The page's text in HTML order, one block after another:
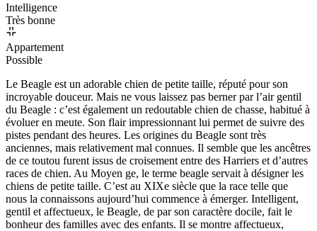
Intelligence
Très bonne
Appartement
Possible
Le Beagle est un adorable chien de petite taille, réputé pour son
incroyable douceur. Mais ne vous laissez pas berner par l’air gentil
du Beagle : c’est également un redoutable chien de chasse, habitué à
évoluer en meute. Son flair impressionnant lui permet de suivre des
pistes pendant des heures. Les origines du Beagle sont très
anciennes, mais relativement mal connues. Il semble que les ancêtres
de ce toutou furent issus de croisement entre des Harriers et d’autres
races de chien. Au Moyen ge, le terme beagle servait à désigner les
chiens de petite taille. C’est au XIXe siècle que la race telle que
nous la connaissons aujourd’hui commence à émerger. Intelligent,
gentil et affectueux, le Beagle, de par son caractère docile, fait le
bonheur des familles avec des enfants. Il se montre affectueux,